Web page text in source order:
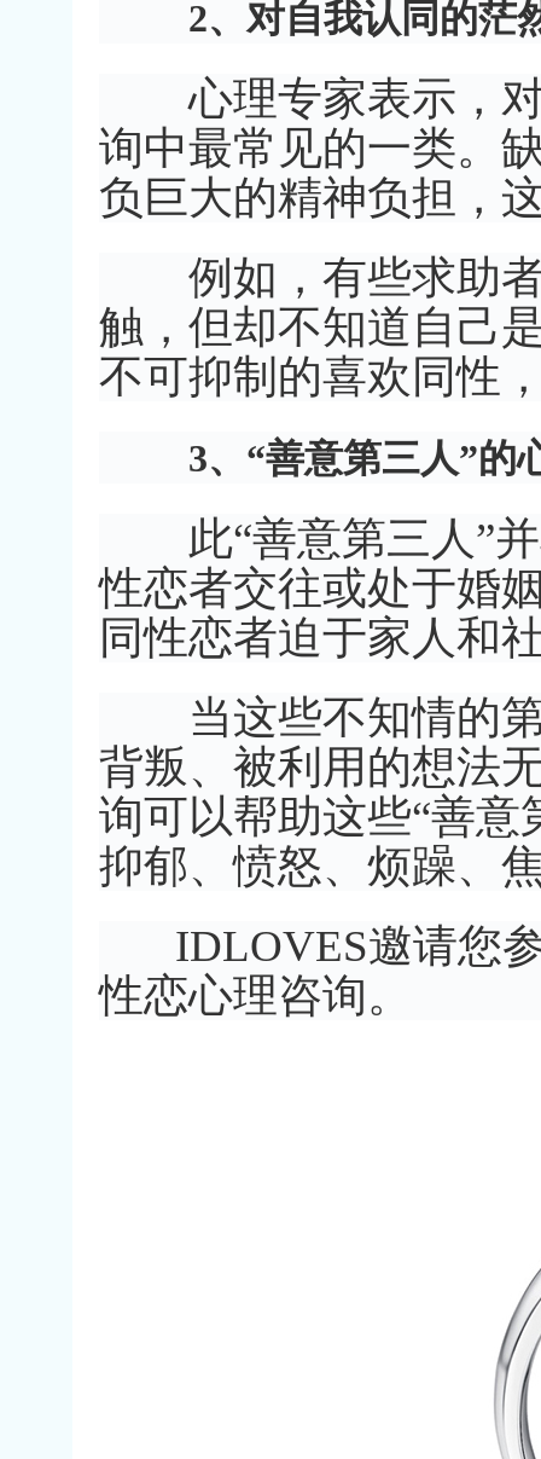
2、对自我认同的茫
心理专家表示，对
询中最常见的一类。
负巨大的精神负担，
例如，有些求助者
触，但却不知道自己
不可抑制的喜欢同性
3、“善意第三人”的
此“善意第三人”并
性恋者交往或处于婚
同性恋者迫于家人和
当这些不知情的第
背叛、被利用的想法
询可以帮助这些“善
抑郁、愤怒、烦躁、
IDLOVES邀请您参
性恋心理咨询。